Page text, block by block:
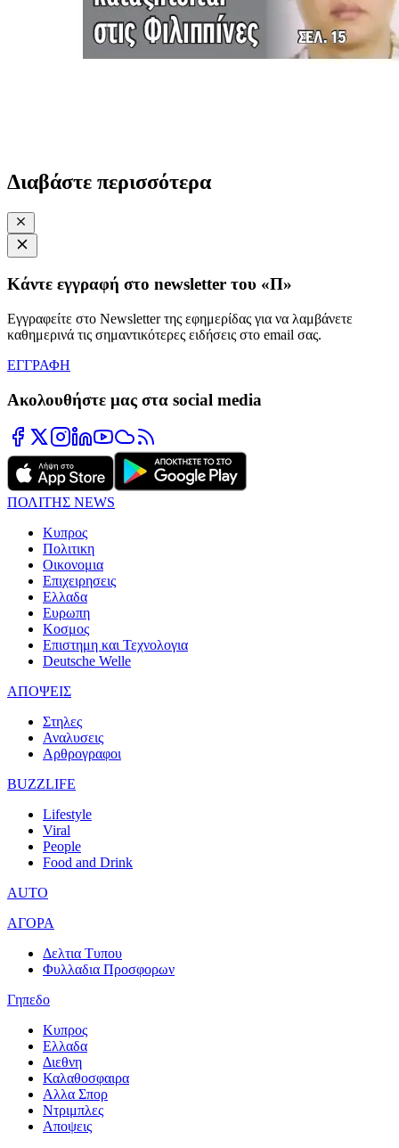
Διαβάστε περισσότερα
Κάντε εγγραφή στο newsletter του «Π»
Εγγραφείτε στο Newsletter της εφημερίδας για να λαμβάνετε
καθημερινά τις σημαντικότερες ειδήσεις στο email σας.
ΕΓΓΡΑΦΗ
Ακολουθήστε μας στα social media
ΠΟΛΙΤΗΣ NEWS
Κυπρος
Πολιτικη
Οικονομια
Επιχειρησεις
Ελλαδα
Ευρωπη
Κοσμος
Επιστημη και Τεχνολογια
Deutsche Welle
ΑΠΟΨΕΙΣ
Στηλες
Αναλυσεις
Αρθρογραφοι
BUZZLIFE
Lifestyle
Viral
People
Food and Drink
AUTO
ΑΓΟΡΑ
Δελτια Τυπου
Φυλλαδια Προσφορων
Γηπεδο
Κυπρος
Ελλαδα
Διεθνη
Καλαθοσφαιρα
Αλλα Σπορ
Ντριμπλες
Αποψεις